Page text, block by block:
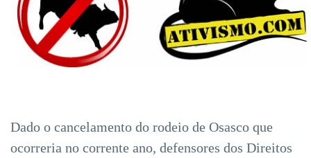
Dado o cancelamento do rodeio de Osasco que
ocorreria no corrente ano, defensores dos Direitos